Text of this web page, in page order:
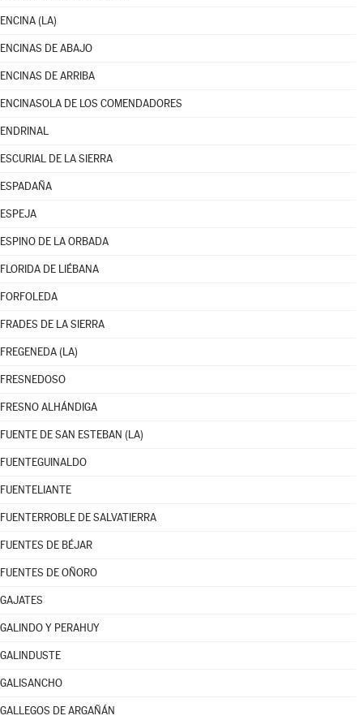
ENCINA (LA)
ENCINAS DE ABAJO
ENCINAS DE ARRIBA
ENCINASOLA DE LOS COMENDADORES
ENDRINAL
ESCURIAL DE LA SIERRA
ESPADAÑA
ESPEJA
ESPINO DE LA ORBADA
FLORIDA DE LIÉBANA
FORFOLEDA
FRADES DE LA SIERRA
FREGENEDA (LA)
FRESNEDOSO
FRESNO ALHÁNDIGA
FUENTE DE SAN ESTEBAN (LA)
FUENTEGUINALDO
FUENTELIANTE
FUENTERROBLE DE SALVATIERRA
FUENTES DE BÉJAR
FUENTES DE OÑORO
GAJATES
GALINDO Y PERAHUY
GALINDUSTE
GALISANCHO
GALLEGOS DE ARGAÑÁN